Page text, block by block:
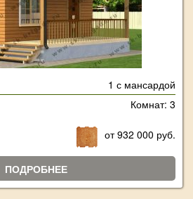
1 с мансардой
Комнат: 3
от 932 000 руб.
ПОДРОБНЕЕ